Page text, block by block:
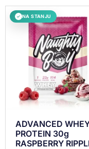
✓ NA STANJU
ADVANCED
PROTEIN 30g
RASPBERRY